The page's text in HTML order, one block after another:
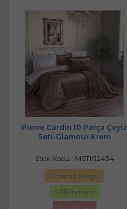
Pierre Cardin 10 Parça Çeyiz
Seti-Glamour Krem
Stok Kodu : MSTK12434
Ücretsiz Kargo
%15 İndirim